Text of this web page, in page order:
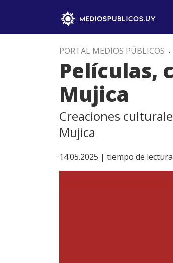
PORTAL MEDIOS PÚBLICOS .
Películas,
Mujica
Creaciones
Mujica
14.05.2025 | tiempo de